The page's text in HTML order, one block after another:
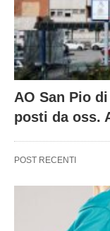
AO San Pio
posti da oss.
POST RECENTI